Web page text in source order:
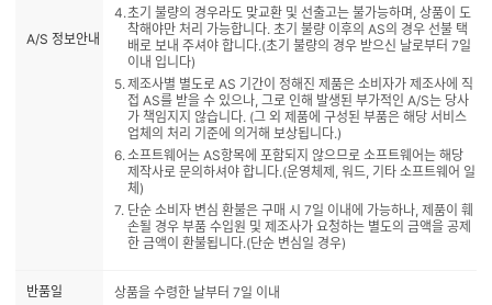
A/S 정보안내
초기 불량의 경우라도 맞교환 및 선출고는 불가능하며, 상품이 도
착해야만 처리 가능합니다. 초기 불량 이후의 AS의 경우 선불 택
배로 보내 주셔야 합니다.(초기 불량의 경우 받으신 날로부터 7일
이내 입니다)
제조사별 별도로 AS 기간이 정해진 제품은 소비자가 제조사에 직
접 AS를 받을 수 있으나, 그로 인해 발생된 부가적인 A/S는 당사
가 책임지지 않습니다. (그 외 제품에 구성된 부품은 해당 서비스
업체의 처리 기준에 의거해 보상됩니다.)
소프트웨어는 AS항목에 포함되지 않으므로 소프트웨어는 해당
제작사로 문의하셔야 합니다.(운영체제, 워드, 기타 소프트웨어 일
체)
단순 소비자 변심 환불은 구매 시 7일 이내에 가능하나, 제품이 훼
손될 경우 부품 수입원 및 제조사가 요청하는 별도의 금액을 공제
한 금액이 환불됩니다.(단순 변심일 경우)
반품일 상품을 수령한 날부터 7일 이내